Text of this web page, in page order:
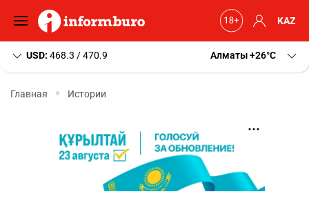
KAZ
USD: 468.3 / 470.9 Алматы+26 C
Главная Истории